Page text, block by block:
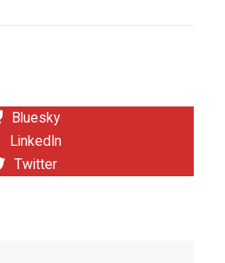
Bluesky
LinkedIn
Twitter